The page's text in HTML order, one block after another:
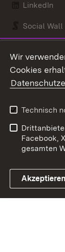
LinkedIn
Social Wall
Link zum
Kontakt
Impressum
Wir
Cookies
Technisch
Facebook,
gesamten
Akzeptieren